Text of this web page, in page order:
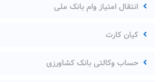
انتقال امتیاز وام بانک ملی
کیان کارت
حساب وکالتی بانک کشاورزی